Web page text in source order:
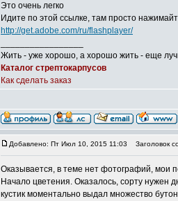
Это очень легко
Идите по этой ссылке, там просто
http://get.adobe.com/ru/flashplayer/
Жить - уже хорошо, а хорошо жить - еще
Каталог стрептокарпусов
Как сделать заказ
Добавлено: Пт Июл 10, 2015 11:03 Заголовок
Оказывается, в теме нет фотографий, мои
Начало цветения. Оказалось, сорту нужен
кустик моментально выдал множество